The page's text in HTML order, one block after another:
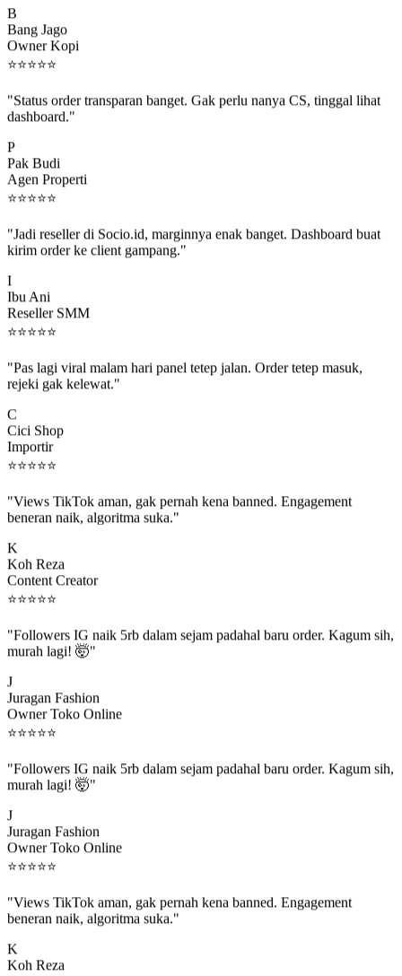
Bang Jago
Owner Kopi
⭐⭐⭐⭐ ⭐
dashboard."
Pak Budi
Agen Properti
⭐⭐⭐⭐⭐
kirim order ke client gampang."
Ibu Ani
Reseller SMM
⭐⭐⭐⭐⭐
rejeki gak kelewat."
Cici Shop
Importir
⭐⭐⭐⭐⭐
beneran naik, algoritma suka."
Koh Reza
Content Creator
⭐⭐⭐⭐⭐
murah lagi! 🤯"
Juragan Fashion
Owner Toko Online
⭐⭐⭐⭐ ⭐
murah lagi! 🤯"
Juragan Fashion
Owner Toko Online
⭐⭐⭐⭐ ⭐
beneran naik, algoritma suka."
Koh Reza
Content Creator